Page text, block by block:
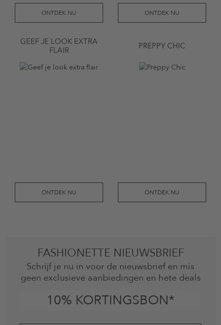
ONTDEK NU ONTDEK NU
GEEF JE LOOK EXTRA
FLAIR
ONTDEK NU
PREPPY CHIC
ONTDEK NU
FASHIONETTE NIEUWSBRIEF
Schrijf je nu in voor de nieuwsbrief en mis
geen exclusieve aanbiedingen en hete deals
10% KORTINGSBON*